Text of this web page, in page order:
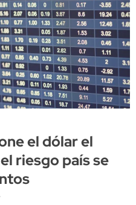
el dólar el
riesgo país se